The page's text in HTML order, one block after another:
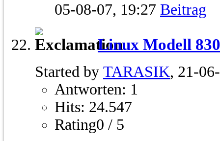
05-08-07, 19:27
Linux Modell
Started by TARASIK, 21-
Antworten: 1
Hits: 24.547
Rating0 / 5